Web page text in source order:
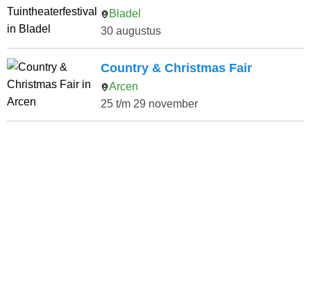
Bladel
30 augustus
Country & Christmas Fair
Arcen
25 t/m 29 november